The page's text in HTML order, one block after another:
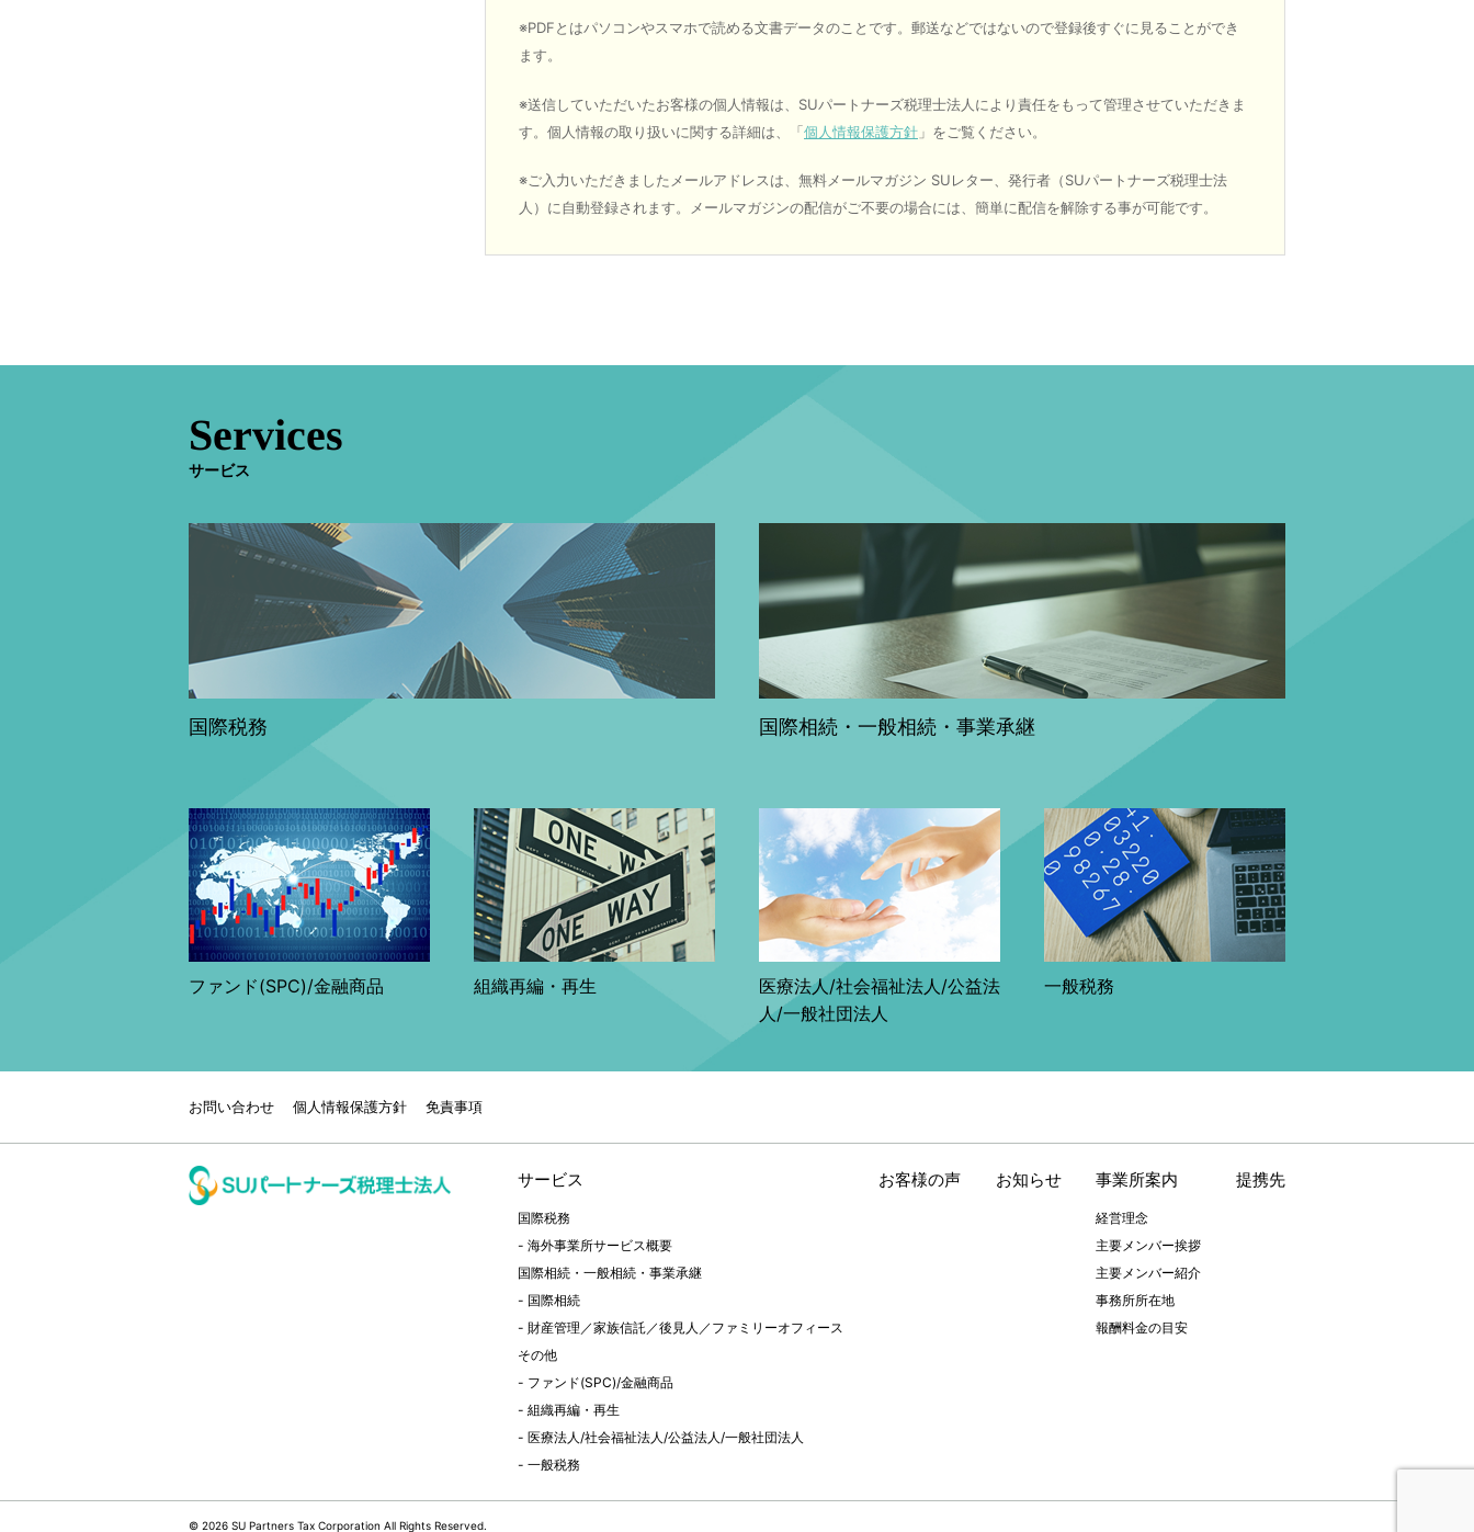
※PDFとはパソコンやスマホで読める文書データのことです。郵送などではないので登録後すぐに見ることができ
ます。
※送信していただいたお客様の個人情報は、SUパートナーズ税理士法人により責任をもって管理させていただきま
す。個人情報の取り扱いに関する詳細は、「個人情報保護方針 」をご覧ください。
※ご入力いただきましたメールアドレスは、無料メールマガジン SUレター、発行者（SUパートナーズ税理士法
人）に自動登録されます。メールマガジンの配信がご不要の場合には、簡単に配信を解除する事が可能です。
Services
サービス
国際税務 国際相続・一般相続・事業承継
ファンド(SPC)/金融商品 組織再編・再生
医療法人/社会福祉法人/公益法
人/一般社団法人
一般税務
お問い合わせ 個人情報保護方針 免責事項
サービス
国際税務
海外事業所サービス概要
国際相続・一般相続・事業承継
国際相続
財産管理／家族信託／後見人／ファミリーオフィース
その他
ファンド(SPC)/金融商品
組織再編・再生
医療法人/社会福祉法人/公益法人/一般社団法人
一般税務
お客様の声 お知らせ 事業所案内
経営理念
主要メンバー挨拶
主要メンバー紹介
事務所所在地
報酬料金の目安
提携先
© 2026 SU Partners Tax Corporation All Rights Reserved.